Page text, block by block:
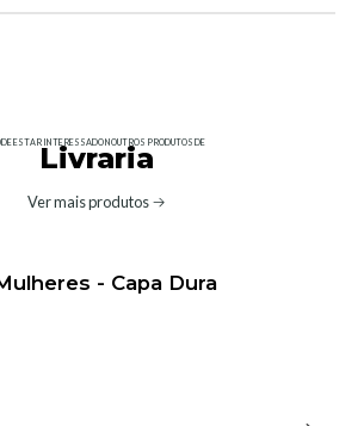
ESTAR INTERESSADO NOUTROS PRODUTOS DE
Livraria
Ver mais produtos
- Capa Dura